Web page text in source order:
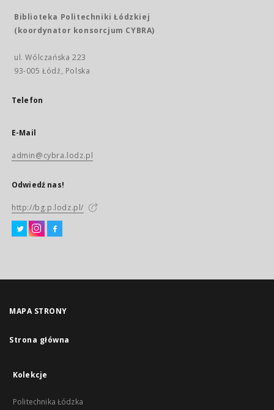
Biblioteka Politechniki Łódzkiej
(koordynator konsorcjum CYBRA)
ul. Wólczańska 223
93-005 Łódź, Polska
Telefon
E-Mail
admin@cybra.lodz.pl
Odwiedź nas!
http://bg.p.lodz.pl/
MAPA STRONY
Strona główna
Kolekcje
Politechnika Łódzka